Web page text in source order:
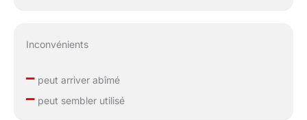
Inconvénients
–peut arriver abîmé
–peut sembler utilisé